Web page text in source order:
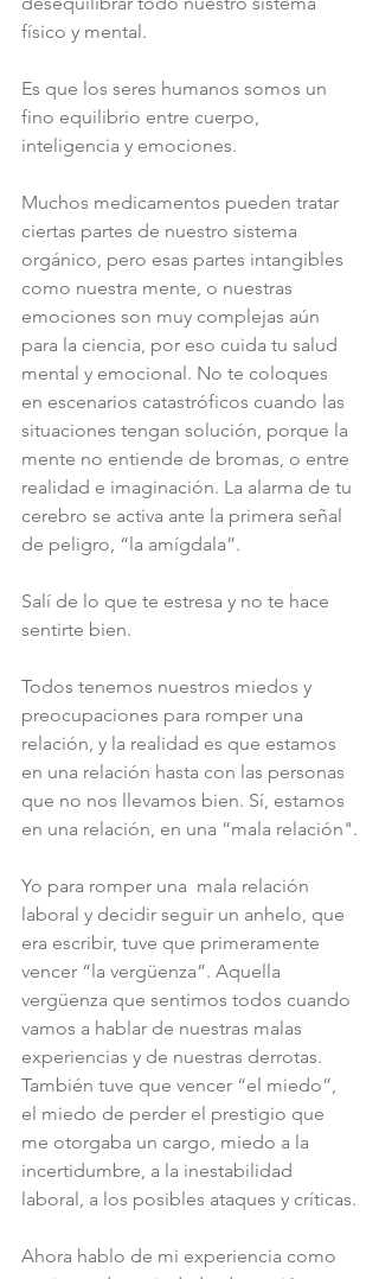
físico y mental.
Es que los seres humanos somos un
fino equilibrio entre cuerpo,
inteligencia y emociones.
Muchos medicamentos pueden tratar
ciertas partes de nuestro sistema
orgánico, pero esas partes intangibles
como nuestra mente, o nuestras
emociones son muy complejas aún
para la ciencia, por eso cuida tu salud
mental y emocional. No te coloques
en escenarios catastróficos cuando las
situaciones tengan solución, porque la
mente no entiende de bromas, o entre
realidad e imaginación. La alarma de tu
cerebro se activa ante la primera señal
de peligro, “la amígdala”.
Salí de lo que te estresa y no te hace
sentirte bien.
Todos tenemos nuestros miedos y
preocupaciones para romper una
relación, y la realidad es que estamos
en una relación hasta con las personas
que no nos llevamos bien. Sí, estamos
en una relación, en una “mala relación".
Yo para romper una  mala relación
laboral y decidir seguir un anhelo, que
era escribir, tuve que primeramente
vencer “la vergüenza”. Aquella
vergüenza que sentimos todos cuando
vamos a hablar de nuestras malas
experiencias y de nuestras derrotas.
También tuve que vencer “el miedo”,
el miedo de perder el prestigio que
me otorgaba un cargo, miedo a la
incertidumbre, a la inestabilidad
laboral, a los posibles ataques y críticas.
Ahora hablo de mi experiencia como